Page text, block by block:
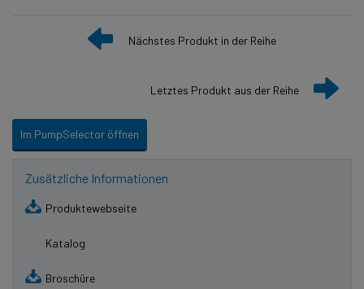
Nächstes Produkt in der Reihe
Letztes Produkt aus der Reihe
Im PumpSelector öffnen
Zusätzliche Informationen
Produktewebseite
Katalog
Broschüre